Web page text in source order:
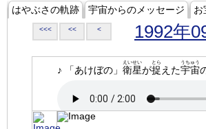
はやぶさの軌跡 宇宙からのメッセージ お
<<< << < 1992年
♪ 「あけぼの」 衛星
えいせい
が捉
とら
えた宇宙
うちゅう